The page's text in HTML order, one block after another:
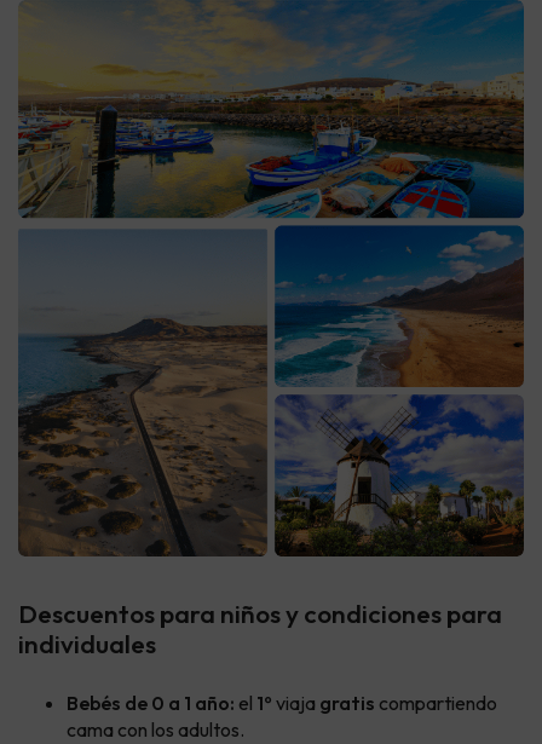
Descuentos para niños y condiciones para
individuales
Bebés de 0 a 1 año: el 1º viaja gratis compartiendo
cama con los adultos.